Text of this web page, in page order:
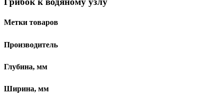
Метки товаров
Производитель
Глубина, мм
Ширина, мм